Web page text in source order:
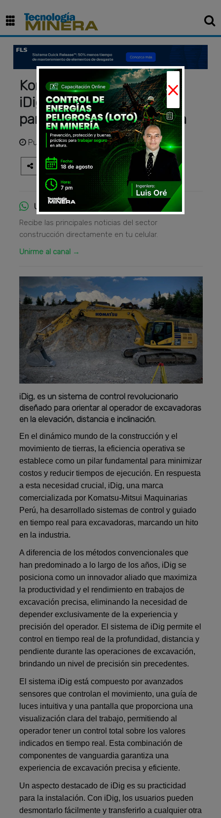
Komatsu-Mitsui presenta
iDig, innovadora solución
para la eficiencia operativa
Publicadohace 2 años
Únete al canal de WhatsApp
Recibe las principales noticias del sector
construcción directamente en tu celular.
Unirme al canal →
iDig, es un sistema de control revolucionario
diseñado para orientar al operador de excavadoras
en la elevación, distancia e inclinación.
En el dinámico mundo de la construcción y el
movimiento de tierras, la eficiencia operativa se
establece como un pilar fundamental para minimizar
costos y reducir tiempos de ejecución. En respuesta
a esta necesidad crucial, iDig, una marca
comercializada por Komatsu-Mitsui Maquinarias
Perú, ha desarrollado sistemas de control y guiado
en tiempo real para excavadoras, marcando un hito
en la industria.
A diferencia de los métodos convencionales que
han predominado a lo largo de los años, iDig se
posiciona como un innovador aliado que maximiza
la productividad y el rendimiento en trabajos de
excavación precisa, eliminando la necesidad de
depender exclusivamente de la experiencia y
precisión del operador. El sistema de iDig permite el
control en tiempo real de la profundidad, distancia y
pendiente durante las operaciones de excavación,
brindando un nivel de precisión sin precedentes.
El sistema iDig está compuesto por avanzados
sensores que controlan el movimiento, una guía de
luces intuitiva y una pantalla que proporciona una
visualización clara del trabajo, permitiendo al
operador tener un control total sobre los valores
indicados en tiempo real. Esta combinación de
componentes de vanguardia garantiza una
experiencia de excavación precisa y eficiente.
Un aspecto destacado de iDig es su practicidad
para la instalación. Con iDig, los usuarios pueden
desmontarlo fácilmente y transferirlo a cualquier otra
×